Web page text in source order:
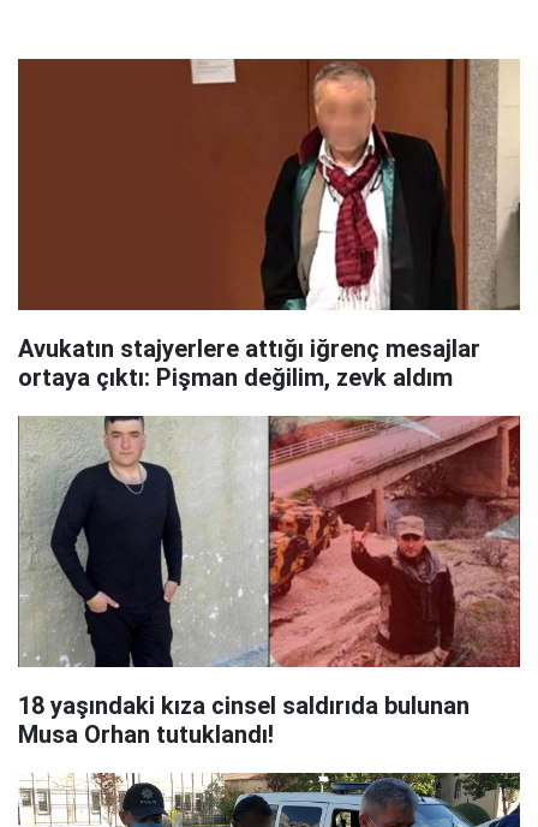
Avukatın stajyerlere attığı iğrenç mesajlar
ortaya çıktı: Pişman değilim, zevk aldım
18 yaşındaki kıza cinsel saldırıda bulunan
Musa Orhan tutuklandı!